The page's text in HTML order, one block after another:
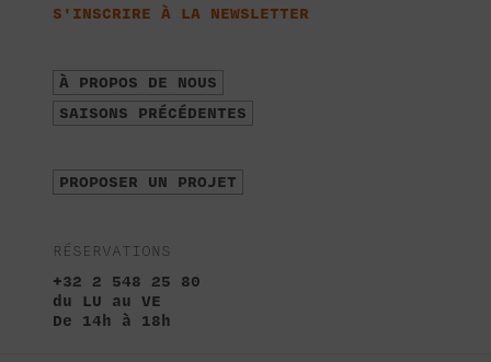
S'INSCRIRE À LA NEWSLETTER
À PROPOS DE NOUS
SAISONS PRÉCÉDENTES
PROPOSER UN PROJET
RÉSERVATIONS
+32 2 548 25 80
du LU au VE
De 14h à 18h